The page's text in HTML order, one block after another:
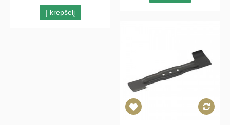
Į krepšelį